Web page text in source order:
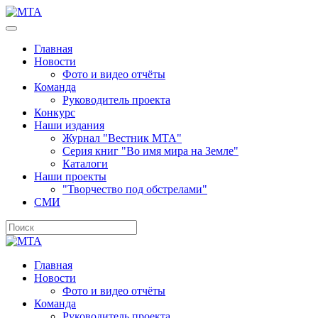
Главная
Новости
Фото и видео отчёты
Команда
Руководитель проекта
Конкурс
Наши издания
Журнал "Вестник МТА"
Серия книг "Во имя мира на Земле"
Каталоги
Наши проекты
"Творчество под обстрелами"
СМИ
Главная
Новости
Фото и видео отчёты
Команда